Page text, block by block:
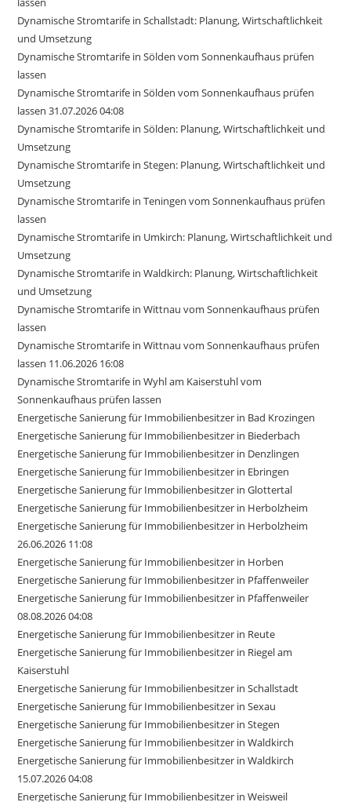
Dynamische Stromtarife in Schallstadt: Planung, Wirtschaftlichkeit
und Umsetzung
Dynamische Stromtarife in Sölden vom Sonnenkaufhaus prüfen
lassen
Dynamische Stromtarife in Sölden vom Sonnenkaufhaus prüfen
lassen 31.07.2026 04:08
Dynamische Stromtarife in Sölden: Planung, Wirtschaftlichkeit und
Umsetzung
Dynamische Stromtarife in Stegen: Planung, Wirtschaftlichkeit und
Umsetzung
Dynamische Stromtarife in Teningen vom Sonnenkaufhaus prüfen
lassen
Dynamische Stromtarife in Umkirch: Planung, Wirtschaftlichkeit und
Umsetzung
Dynamische Stromtarife in Waldkirch: Planung, Wirtschaftlichkeit
und Umsetzung
Dynamische Stromtarife in Wittnau vom Sonnenkaufhaus prüfen
lassen
Dynamische Stromtarife in Wittnau vom Sonnenkaufhaus prüfen
lassen 11.06.2026 16:08
Dynamische Stromtarife in Wyhl am Kaiserstuhl vom
Sonnenkaufhaus prüfen lassen
Energetische Sanierung für Immobilienbesitzer in Bad Krozingen
Energetische Sanierung für Immobilienbesitzer in Biederbach
Energetische Sanierung für Immobilienbesitzer in Denzlingen
Energetische Sanierung für Immobilienbesitzer in Ebringen
Energetische Sanierung für Immobilienbesitzer in Glottertal
Energetische Sanierung für Immobilienbesitzer in Herbolzheim
Energetische Sanierung für Immobilienbesitzer in Herbolzheim
26.06.2026 11:08
Energetische Sanierung für Immobilienbesitzer in Horben
Energetische Sanierung für Immobilienbesitzer in Pfaffenweiler
Energetische Sanierung für Immobilienbesitzer in Pfaffenweiler
08.08.2026 04:08
Energetische Sanierung für Immobilienbesitzer in Reute
Energetische Sanierung für Immobilienbesitzer in Riegel am
Kaiserstuhl
Energetische Sanierung für Immobilienbesitzer in Schallstadt
Energetische Sanierung für Immobilienbesitzer in Sexau
Energetische Sanierung für Immobilienbesitzer in Stegen
Energetische Sanierung für Immobilienbesitzer in Waldkirch
Energetische Sanierung für Immobilienbesitzer in Waldkirch
15.07.2026 04:08
Energetische Sanierung für Immobilienbesitzer in Weisweil